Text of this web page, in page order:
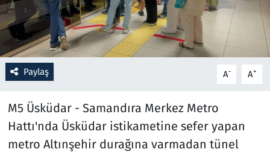
Paylaş A- A+
M5 Üsküdar - Samandıra Merkez Metro
Hattı'nda Üsküdar istikametine sefer yapan
metro Altınşehir durağına varmadan tünel
Rüya Tabirleri
Sağlık
Savunma Sanayi
Seçim 2023
Spor